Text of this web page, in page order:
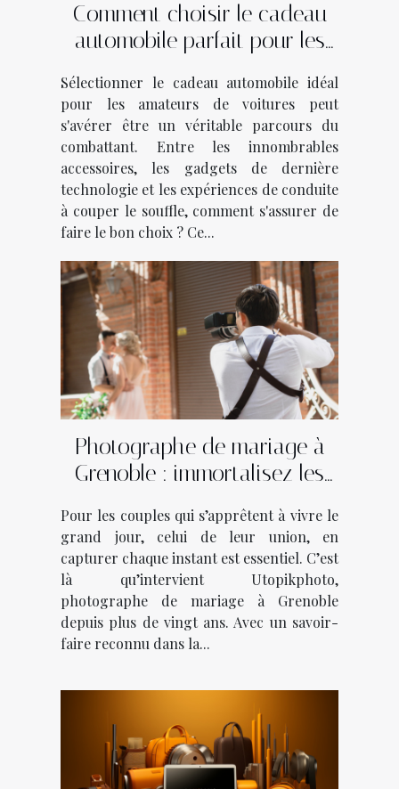
Comment choisir le cadeau
automobile parfait pour les
Sélectionner le cadeau automobile idéal
pour les amateurs de voitures peut
s'avérer être un véritable parcours du
combattant. Entre les innombrables
accessoires, les gadgets de dernière
technologie et les expériences de conduite
à couper le souffle, comment s'assurer de
faire le bon choix ? Ce...
Photographe de mariage à
Grenoble : immortalisez les
Utopikphoto !
Pour les couples qui s’apprêtent à vivre le
grand jour, celui de leur union, en
capturer chaque instant est essentiel. C’est
là qu’intervient Utopikphoto,
photographe de mariage à Grenoble
depuis plus de vingt ans. Avec un savoir-
faire reconnu dans la...